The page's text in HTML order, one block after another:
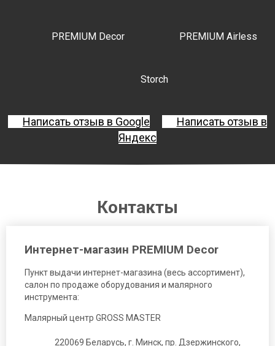
PREMIUM Decor PREMIUM Airless
Storch
Написать отзыв в Google
Написать отзыв в
Яндекс
Контакты
Интернет-магазин PREMIUM Decor
Пункт выдачи интернет-магазина (весь ассортимент),
салон по продаже оборудования и малярного
инструмента:
Малярный центр GROSS MASTER
220069 Беларусь, г. Минск, пр. Дзержинского,